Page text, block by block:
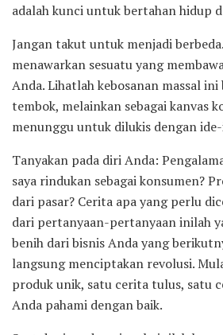
adalah kunci untuk bertahan hidup
Jangan takut untuk menjadi
menawarkan sesuatu yang
Anda. Lihatlah kebosanan massal ini
tembok, melainkan sebagai kanvas
menunggu untuk dilukis dengan
Tanyakan pada diri Anda:
saya rindukan sebagai konsumen?
dari pasar? Cerita apa yang perlu
dari pertanyaan-pertanyaan inilah
benih dari bisnis Anda yang
langsung menciptakan revolusi.
produk unik, satu cerita tulus, satu
Anda pahami dengan baik.